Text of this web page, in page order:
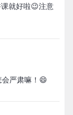
就好啦😉注意